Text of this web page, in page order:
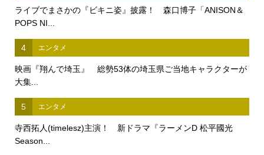
ライブでまさかの『ビキニ姿』披露！ 森口博子「ANISON＆
POPS NI...
4 エンタメ
映画『翔んで埼玉』 総勢53体の埼玉県ご当地キャラクターが
大集...
5 エンタメ
寺西拓人(timelesz)主演！ 新ドラマ『ラーメンD 松平國光
Season...